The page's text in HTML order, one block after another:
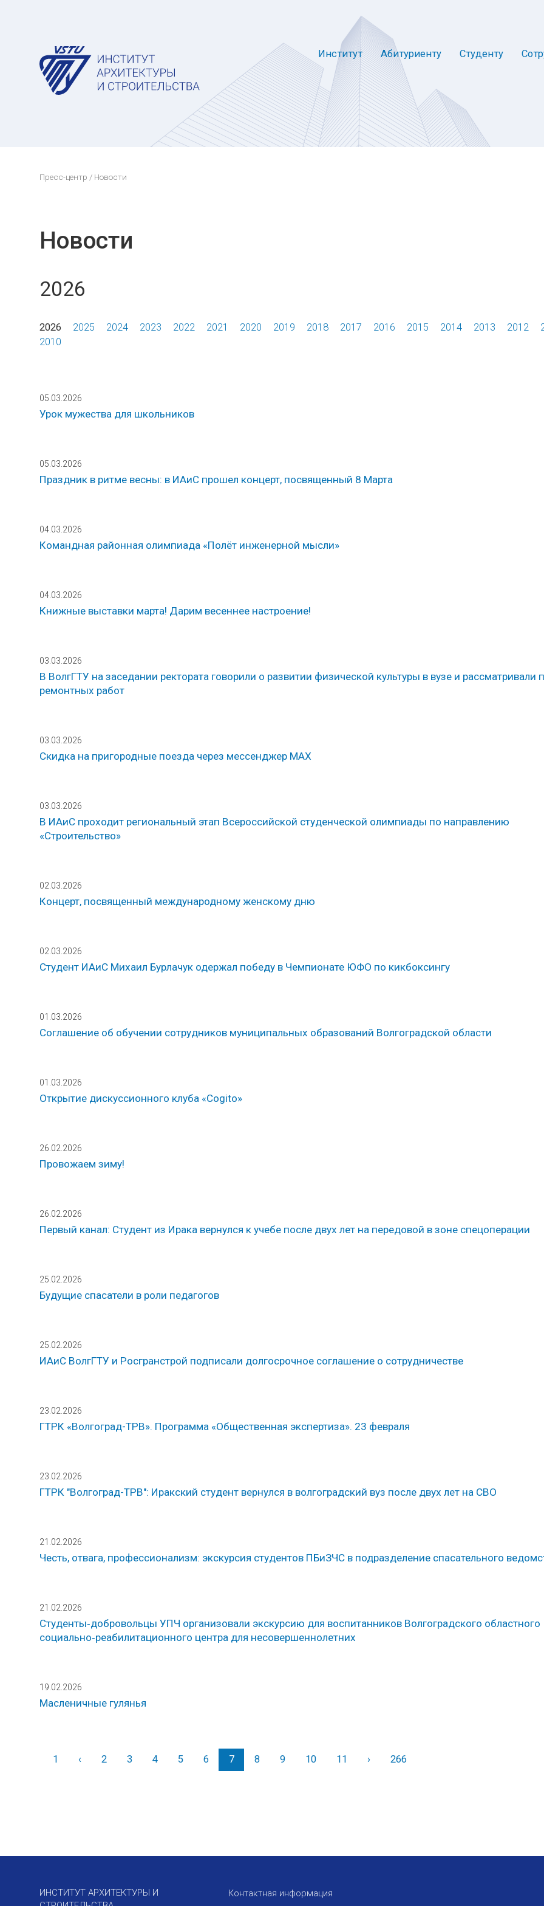
Институт Абитуриенту Студенту
Пресс-центр / Новости
Новости
2026
2026 2025 2024 2023 2022 2021 2020 2019 2018 2017 2016 2015 2014 2013 2012
2010
05.03.2026
Урок мужества для школьников
05.03.2026
Праздник в ритме весны: в ИАиС прошел концерт, посвященный 8 Марта
04.03.2026
Командная районная олимпиада «Полёт инженерной мысли»
04.03.2026
Книжные выставки марта! Дарим весеннее настроение!
03.03.2026
В ВолгГТУ на заседании ректората говорили о развитии физической культуры в вузе и рассматривали
ремонтных работ
03.03.2026
Скидка на пригородные поезда через мессенджер МАХ
03.03.2026
В ИАиС проходит региональный этап Всероссийской студенческой олимпиады по направлению
«Строительство»
02.03.2026
Концерт, посвященный международному женскому дню
02.03.2026
Студент ИАиС Михаил Бурлачук одержал победу в Чемпионате ЮФО по кикбоксингу
01.03.2026
Соглашение об обучении сотрудников муниципальных образований Волгоградской области
01.03.2026
Открытие дискуссионного клуба «Cogito»
26.02.2026
Провожаем зиму!
26.02.2026
Первый канал: Студент из Ирака вернулся к учебе после двух лет на передовой в зоне спецоперации
25.02.2026
Будущие спасатели в роли педагогов
25.02.2026
ИАиС ВолгГТУ и Росгранстрой подписали долгосрочное соглашение о сотрудничестве
23.02.2026
ГТРК «Волгоград-ТРВ». Программа «Общественная экспертиза». 23 февраля
23.02.2026
ГТРК "Волгоград-ТРВ": Иракский студент вернулся в волгоградский вуз после двух лет на СВО
21.02.2026
Честь, отвага, профессионализм: экскурсия студентов ПБиЗЧС в подразделение спасательного
21.02.2026
Студенты‑добровольцы УПЧ организовали экскурсию для воспитанников Волгоградского областного
социально‑реабилитационного центра для несовершеннолетних
19.02.2026
Масленичные гулянья
1 ‹Назад
2 3 4 5 6 7 8 9 10 11 ›Вперед
266
ИНСТИТУТ АРХИТЕКТУРЫ И
Контактная информация